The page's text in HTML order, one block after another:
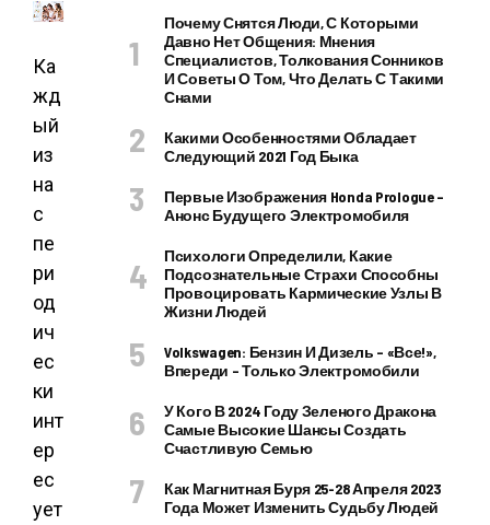
Ка
жд
ый
из
на
с
пе
ри
од
ич
ес
ки
инт
ер
ес
ует
Почему Снятся Люди, С Которыми
Давно Нет Общения: Мнения
Специалистов, Толкования Сонников
И Советы О Том, Что Делать С Такими
Снами
Какими Особенностями Обладает
Следующий 2021 Год Быка
Первые Изображения Honda Prologue –
Анонс Будущего Электромобиля
Психологи Определили, Какие
Подсознательные Страхи Способны
Провоцировать Кармические Узлы В
Жизни Людей
Volkswagen: Бензин И Дизель – «все!»,
Впереди – Только Электромобили
У Кого В 2024 Году Зеленого Дракона
Самые Высокие Шансы Создать
Счастливую Семью
Как Магнитная Буря 25-28 Апреля 2023
Года Может Изменить Судьбу Людей